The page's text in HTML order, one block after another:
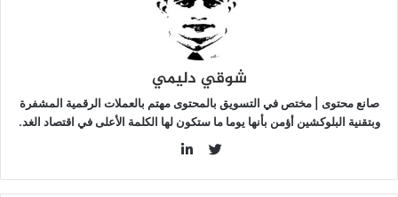
شوقي دليمي
صانع محتوى | مختص في التسويق بالمحتوى مهتم بالعملات الرقمية المشفرة
وبتقنية البلوكشين أؤمن بأنها يوما ما ستكون لها الكلمة الأعلى في اقتصاد الغد.